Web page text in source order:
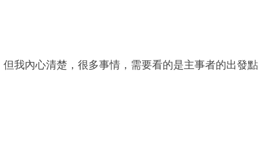
但我內心清楚，很多事情，需要看的是主事者的出發點